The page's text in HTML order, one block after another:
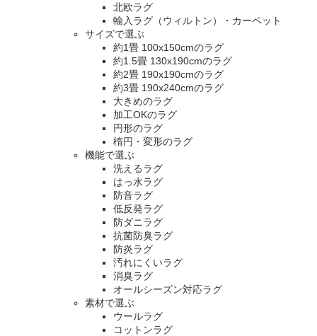
北欧ラグ
輸入ラグ（ウィルトン）・カーペット
サイズで選ぶ
約1畳 100x150cmのラグ
約1.5畳 130x190cmのラグ
約2畳 190x190cmのラグ
約3畳 190x240cmのラグ
大きめのラグ
加工OKのラグ
円形のラグ
楕円・変形のラグ
機能で選ぶ
洗えるラグ
はっ水ラグ
防音ラグ
低反発ラグ
防ダニラグ
抗菌防臭ラグ
防炎ラグ
汚れにくいラグ
消臭ラグ
オールシーズン対応ラグ
素材で選ぶ
ウールラグ
コットンラグ